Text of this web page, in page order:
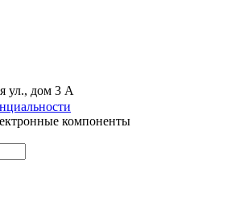
ул., дом 3 А
компоненты